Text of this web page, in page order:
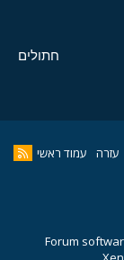
חתולים
עזרה עמוד ראשי
Forum